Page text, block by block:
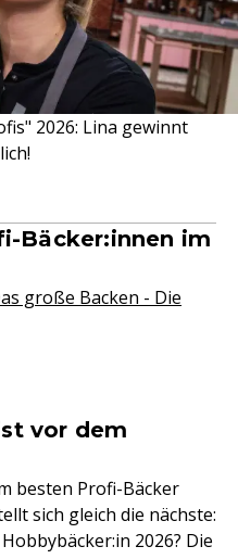
2026: Lina gewinnt
Bäcker:innen im
große Backen - Die
vor dem
besten Profi-Bäcker
sich gleich die nächste:
2026? Die